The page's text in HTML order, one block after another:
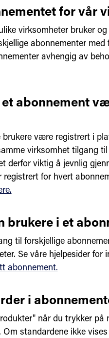
for vår
virksomheter bruker
abonnementer med
avhengig av
abonnement
være registrert i
virksomhet tilgang
derfor viktig å jevnlig
for hvert
brukere i et
til forskjellige
Se våre hjelpesider for
abonnement.
i
når du trykker på
standardene ikke